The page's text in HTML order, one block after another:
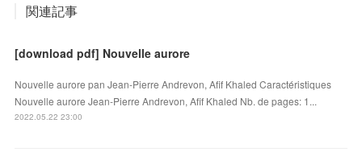
関連記事
[download pdf] Nouvelle aurore
Nouvelle aurore pan Jean-Pierre Andrevon, Afif Khaled Caractéristiques
Nouvelle aurore Jean-Pierre Andrevon, Afif Khaled Nb. de pages: 1...
2022.05.22 23:00